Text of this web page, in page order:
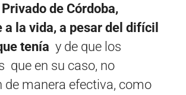
de Córdoba,
la vida, a pesar del difícil
tenía y de que los
que en su caso, no
de manera efectiva, como